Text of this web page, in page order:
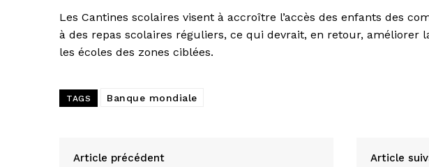
Les Cantines scolaires visent à accroître l’accès des enfants des
à des repas scolaires réguliers, ce qui devrait, en retour, améliorer
les écoles des zones ciblées.
TAGS Banque mondiale
Article précédent Article